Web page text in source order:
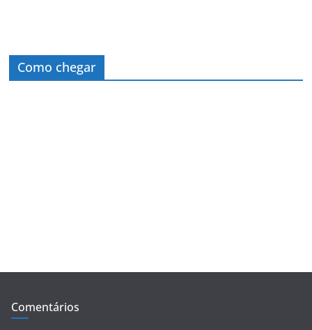
Como chegar
Comentários